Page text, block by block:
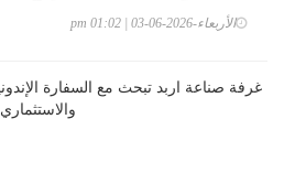
الأربعاء-2026-06-03 | 01:02 pm